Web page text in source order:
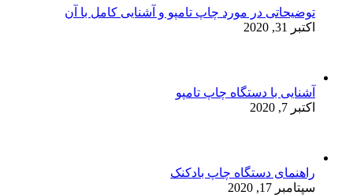
توضیحاتی در مورد چاپ تامپو و آشنایی کامل با آن
اکتبر 31, 2020
آشنایی با دستگاه چاپ تامپو
اکتبر 7, 2020
راهنمای دستگاه چاپ بادکنک
سپتامبر 17, 2020